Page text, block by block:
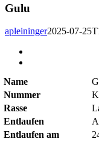
Gulu
apleininger2025-07-
Name
Nummer
Rasse
Entlaufen
Entlaufen am